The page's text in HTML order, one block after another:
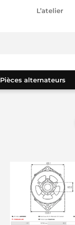
L’atelier
Pièces alternateurs